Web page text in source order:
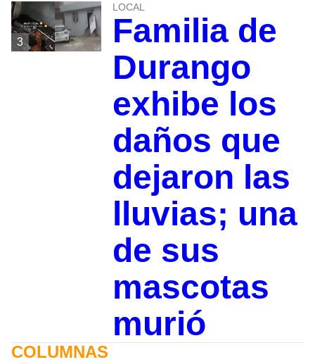
3
LOCAL
Familia de
Durango
exhibe los
daños que
dejaron las
lluvias; una
de sus
mascotas
murió
COLUMNAS